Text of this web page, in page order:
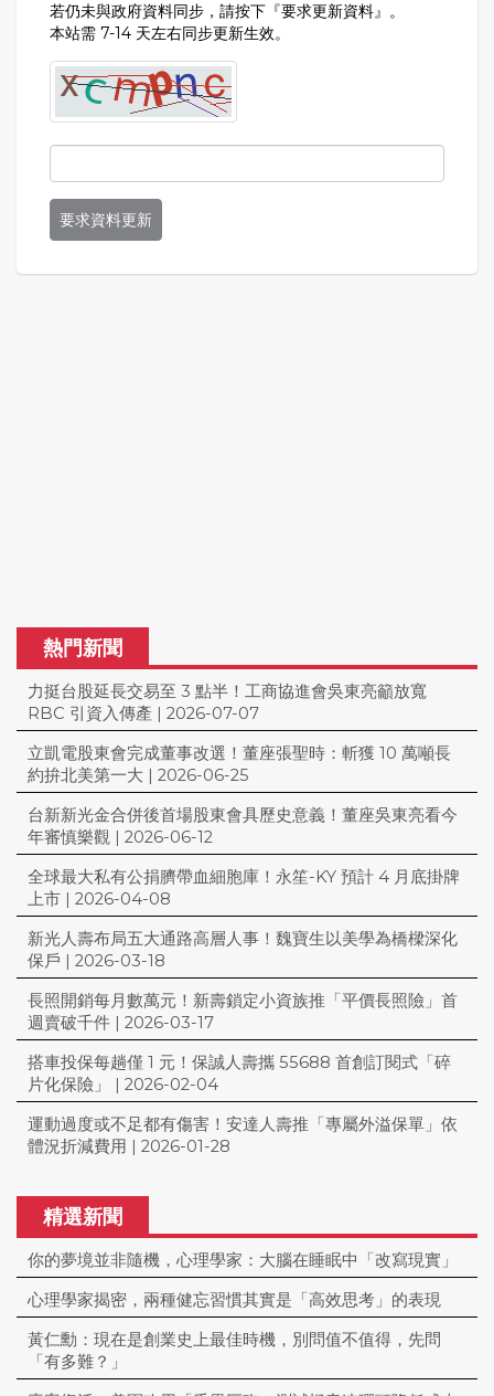
若仍未與政府資料同步，請按下『要求更新資料』。
本站需 7-14 天左右同步更新生效。
要求資料更新
熱門新聞
力挺台股延長交易至 3 點半！工商協進會吳東亮籲放寬
RBC 引資入傳產 | 2026-07-07
立凱電股東會完成董事改選！董座張聖時：斬獲 10 萬噸長
約拚北美第一大 | 2026-06-25
台新新光金合併後首場股東會具歷史意義！董座吳東亮看今
年審慎樂觀 | 2026-06-12
全球最大私有公捐臍帶血細胞庫！永笙-KY 預計 4 月底掛牌
上市 | 2026-04-08
新光人壽布局五大通路高層人事！魏寶生以美學為橋樑深化
保戶 | 2026-03-18
長照開銷每月數萬元！新壽鎖定小資族推「平價長照險」首
週賣破千件 | 2026-03-17
搭車投保每趟僅 1 元！保誠人壽攜 55688 首創訂閱式「碎
片化保險」
| 2026-02-04
運動過度或不足都有傷害！安達人壽推「專屬外溢保單」依
體況折減費用 | 2026-01-28
精選新聞
你的夢境並非隨機，心理學家：大腦在睡眠中「改寫現實」
心理學家揭密，兩種健忘習慣其實是「高效思考」的表現
黃仁勳：現在是創業史上最佳時機，別問值不值得，先問
「有多難？」